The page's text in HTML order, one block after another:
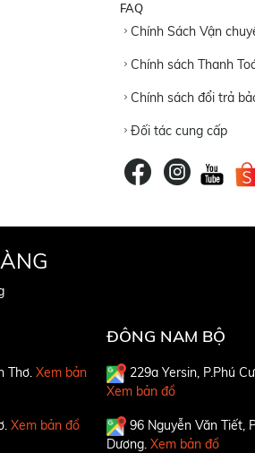
FAQ
Chính Sách Vận
Chính sách Thanh
Chính sách đổi trả
Đối tác cung cấp
Thơ. Xem bản
Xem bản đồ
ĐÔNG NAM BỘ
229a Yersin, P.Phú
Xem bản đồ
96 Nguyễn Văn Tiết,
Dương. Xem bản đồ